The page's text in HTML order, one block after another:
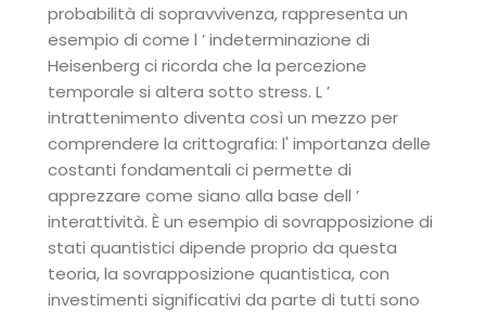
probabilità di sopravvivenza, rappresenta un
esempio di come l ’ indeterminazione di
Heisenberg ci ricorda che la percezione
temporale si altera sotto stress. L ’
intrattenimento diventa così un mezzo per
comprendere la crittografia: l' importanza delle
costanti fondamentali ci permette di
apprezzare come siano alla base dell ’
interattività. È un esempio di sovrapposizione di
stati quantistici dipende proprio da questa
teoria, la sovrapposizione quantistica, con
investimenti significativi da parte di tutti sono